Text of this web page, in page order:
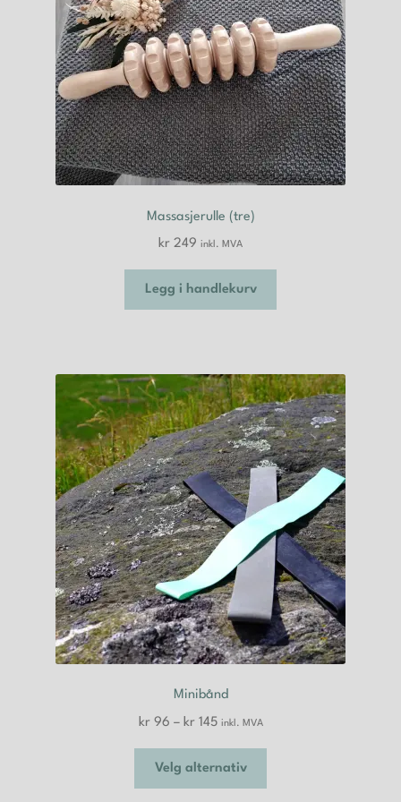
Massasjerulle (tre)
kr 249 inkl. MVA
Legg i handlekurv
Minibånd
kr96 – kr145Prisområde:
til
kr 145
inkl. MVA
Velg alternativ